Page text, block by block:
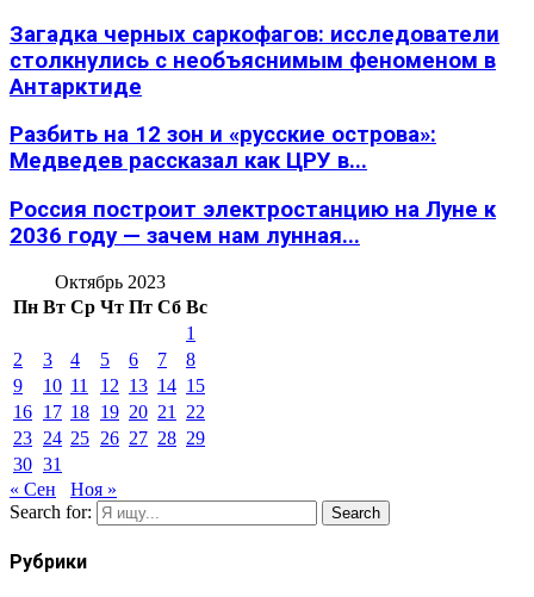
Загадка черных саркофагов: исследователи
столкнулись с необъяснимым феноменом в
Антарктиде
Разбить на 12 зон и «русские острова»:
Медведев рассказал как ЦРУ в...
Россия построит электростанцию на Луне к
2036 году — зачем нам лунная...
Октябрь 2023
Пн Вт Ср Чт Пт Сб Вс
1
2
3 4 5 6 7
8
9
10 11 12 13 14 15
16 17 18 19 20 21
22
23 24 25 26 27 28 29
30 31
« Сен
Ноя »
Search for:
Search
Рубрики